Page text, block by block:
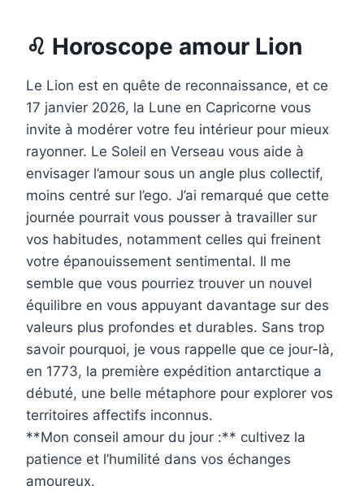
♌ Horoscope amour Lion
Le Lion est en quête de reconnaissance, et ce
17 janvier 2026, la Lune en Capricorne vous
invite à modérer votre feu intérieur pour mieux
rayonner. Le Soleil en Verseau vous aide à
envisager l’amour sous un angle plus collectif,
moins centré sur l’ego. J’ai remarqué que cette
journée pourrait vous pousser à travailler sur
vos habitudes, notamment celles qui freinent
votre épanouissement sentimental. Il me
semble que vous pourriez trouver un nouvel
équilibre en vous appuyant davantage sur des
valeurs plus profondes et durables. Sans trop
savoir pourquoi, je vous rappelle que ce jour-là,
en 1773, la première expédition antarctique a
débuté, une belle métaphore pour explorer vos
territoires affectifs inconnus.
**Mon conseil amour du jour :** cultivez la
patience et l’humilité dans vos échanges
amoureux.